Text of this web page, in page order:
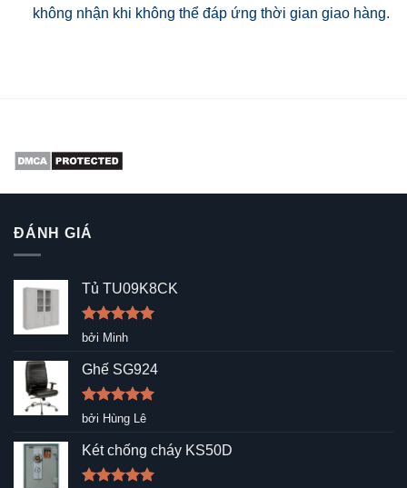
không nhận khi không thể đáp ứng thời gian giao hàng.
ĐÁNH GIÁ
Tủ TU09K8CK
Được xếp
sao
bởi Minh
Ghế SG924
Được xếp
5
sao
bởi Hùng Lê
Két chống cháy KS50D